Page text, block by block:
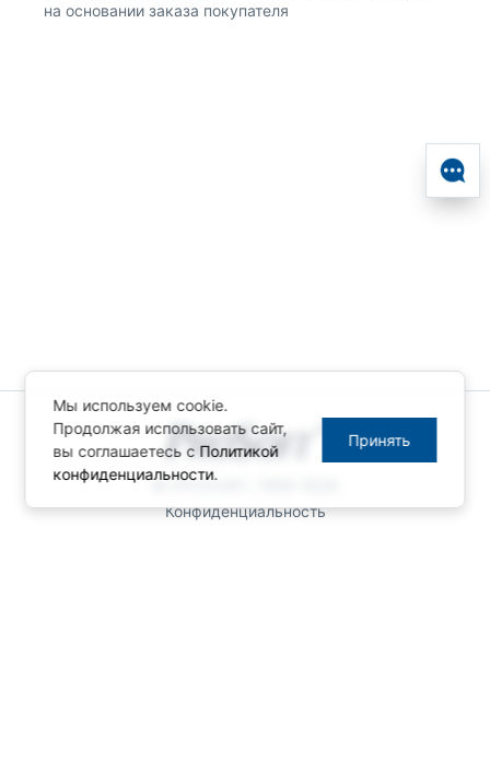
на основании заказа покупателя
© ПРОСОФТ, 1996-2026
Конфиденциальность
Мы используем cookie.
Продолжая использовать сайт,
вы соглашаетесь с Политикой
конфиденциальности.
Принять